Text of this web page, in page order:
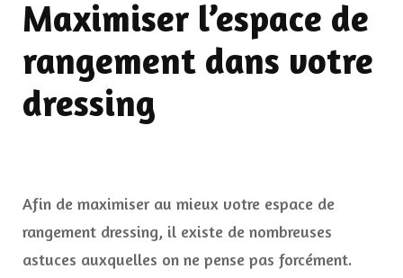
Maximiser l’espace de
rangement dans votre
dressing
Afin de maximiser au mieux votre espace de
rangement dressing, il existe de nombreuses
astuces auxquelles on ne pense pas forcément.